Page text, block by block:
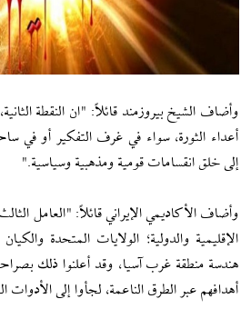
وأضاف الشيخ بيروزمند قائلاً: "ان النقطة
أعداء الثورة، سواء في غرف التفكير أو في
إلى خلق انقسامات قومية ومذهبية وسياسية."
وأضاف الأكاديمي الإيراني قائلاً: "العامل
الإقليمية والدولية؛ الولايات المتحدة
هندسة منطقة غرب آسيا، وقد أعلنوا ذلك
أهدافهم عبر الطرق الناعمة، لجأوا إلى الأدوات